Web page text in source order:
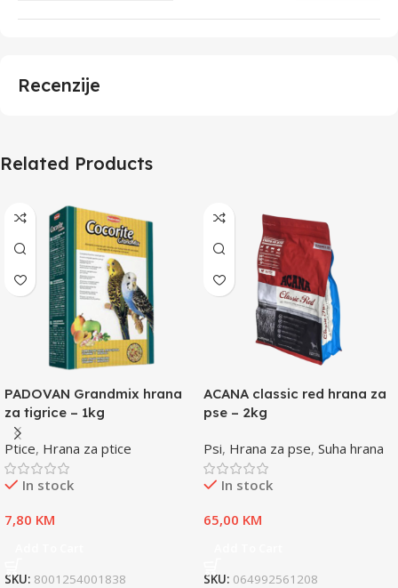
Recenzije
Related Products
PADOVAN Grandmix hrana
za tigrice – 1kg
Ptice, Hrana za ptice
In stock
7,80 KM
SKU: 8001254001838
ACANA classic red hrana za
pse – 2kg
Psi, Hrana za pse, Suha hrana
In stock
65,00 KM
SKU: 064992561208